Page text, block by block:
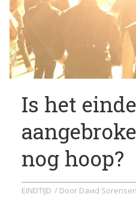
Is het
nog hoop?
EINDTIJD / Door David Sorensen